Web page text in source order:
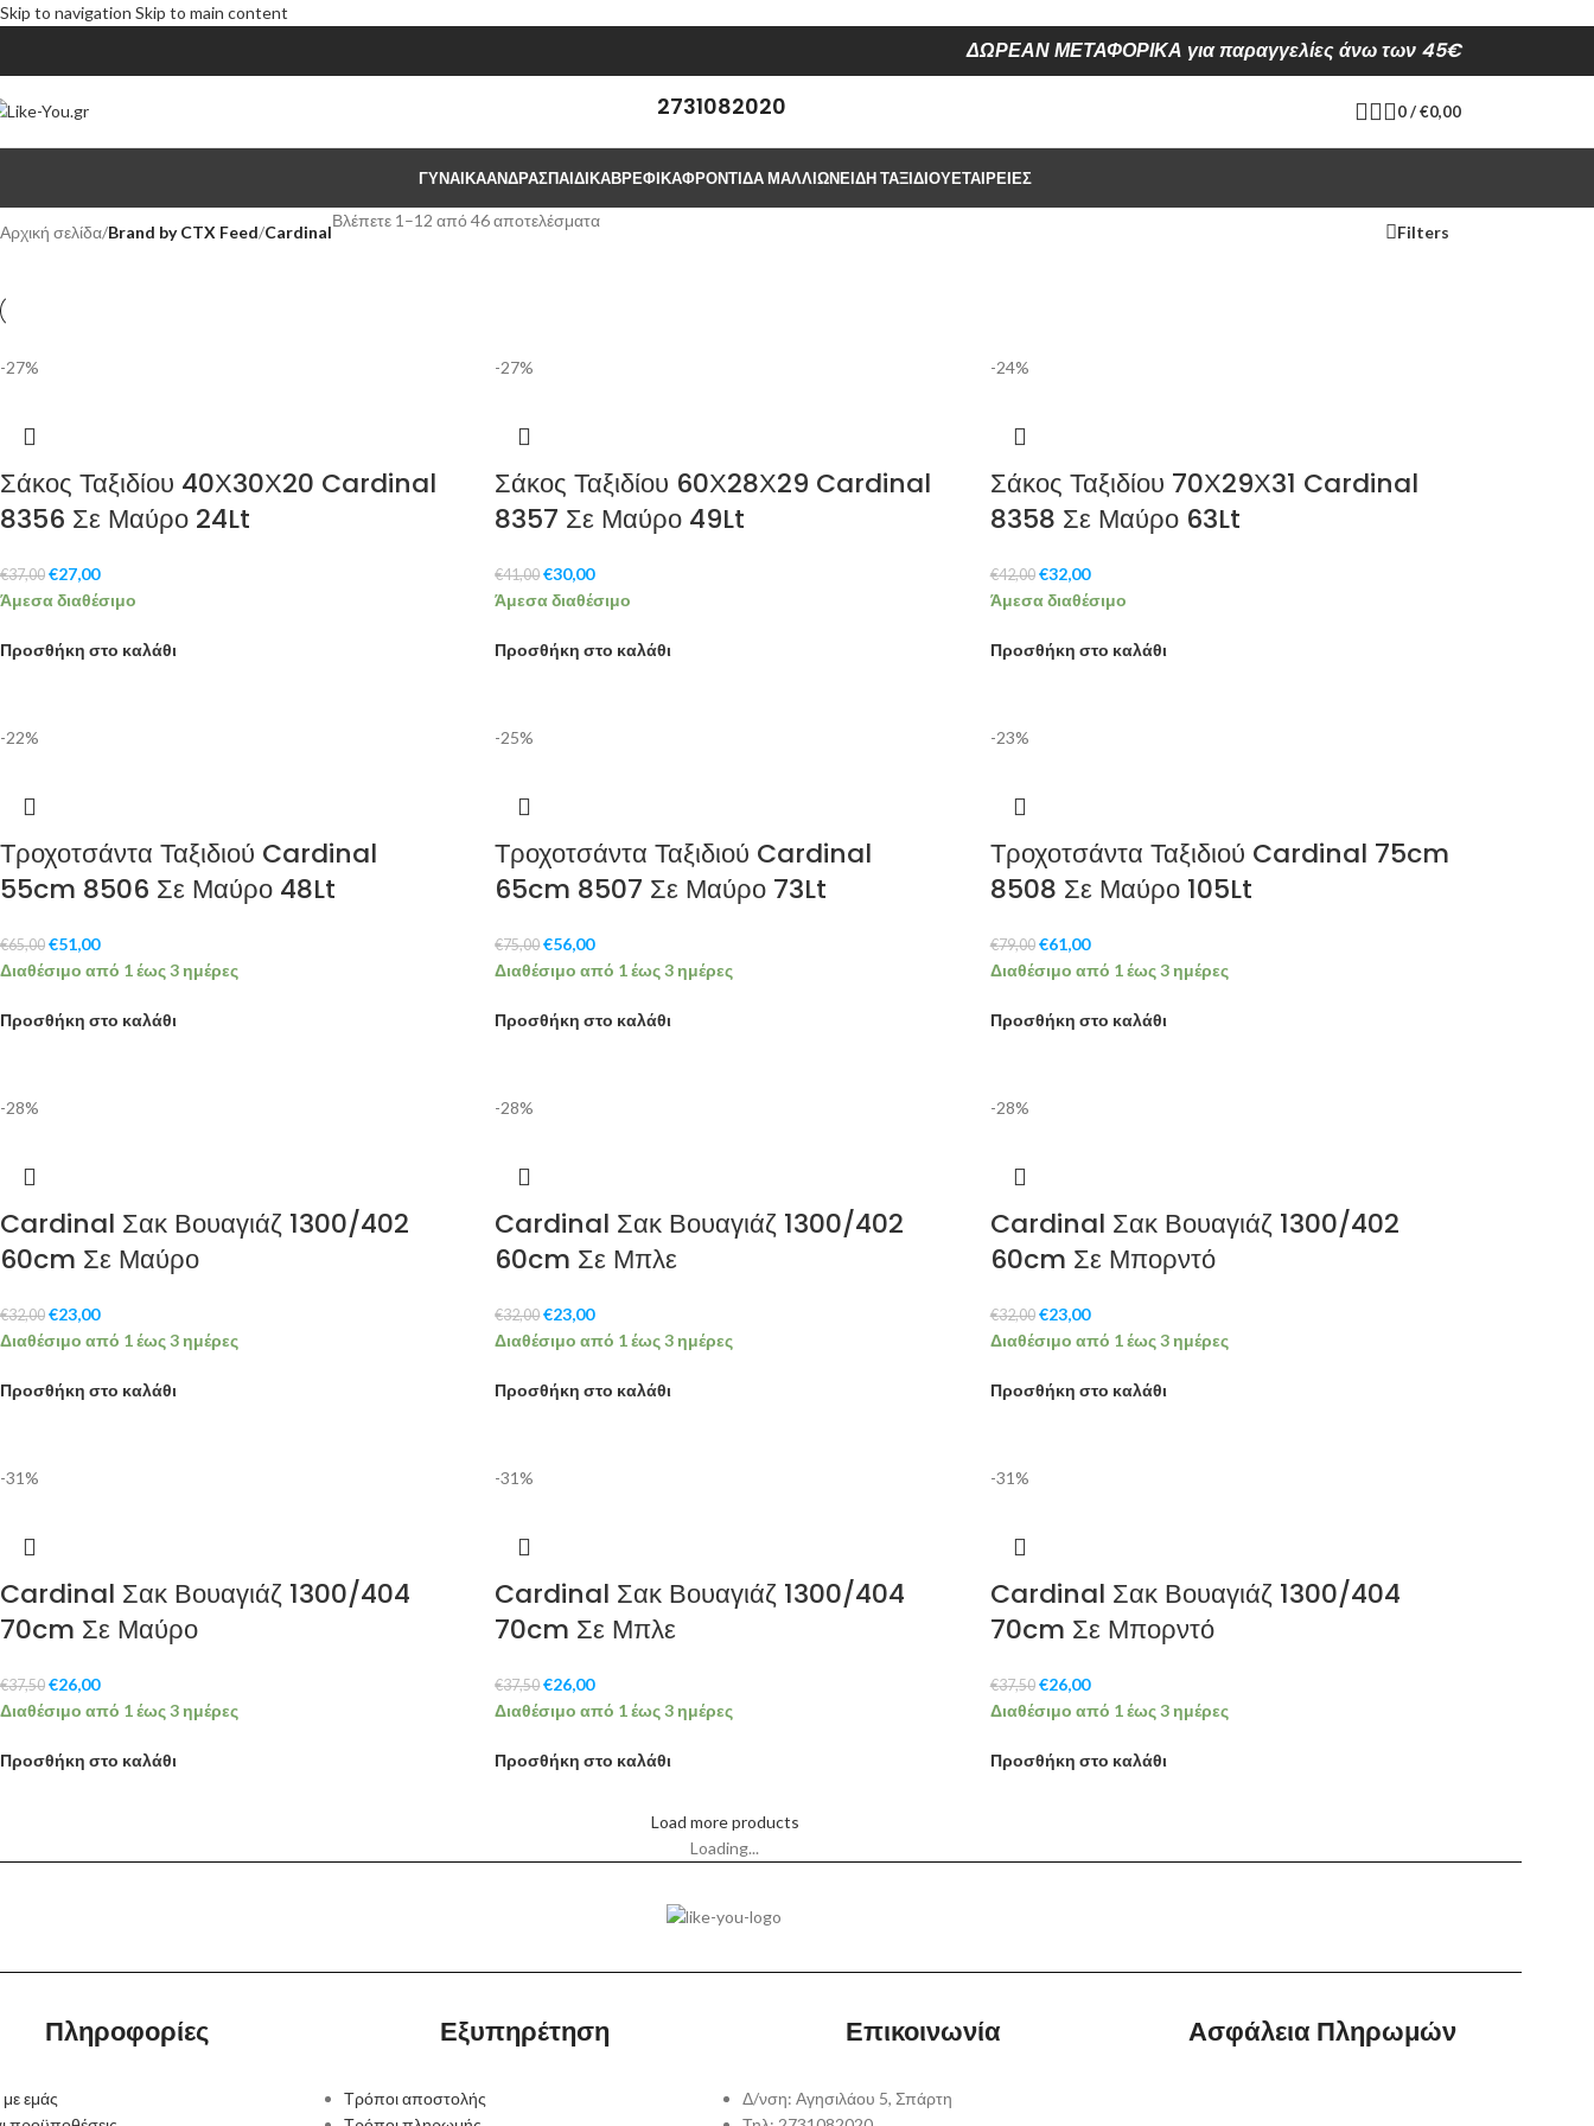
Skip to navigation Skip to main content
ΔΩΡΕΑΝ ΜΕΤΑΦΟΡΙΚΑ για παραγγελίες άνω των 45€
2731082020 0/€0,00
ΓΥΝΑΙΚΑΑΝΔΡΑΣΠΑΙΔΙΚΆΒΡΕΦΙΚΆΦΡΟΝΤΙΔΑ ΜΑΛΛΙΩΝΕΊΔΗ ΤΑΞΙΔΙΟΎΕΤΑΙΡΕΊΕΣ
Αρχική σελίδα/Brand by CTX Feed/Cardinal
Βλέπετε 1–12 από 46 αποτελέσματα
Filters
-27%
Σάκος Ταξιδίου 40Χ30Χ20 Cardinal
8356 Σε Μαύρο 24Lt
€37,00 €27,00
Άμεσα διαθέσιμο
Προσθήκη στο καλάθι
-27%
Σάκος Ταξιδίου 60Χ28Χ29 Cardinal
8357 Σε Μαύρο 49Lt
€41,00 €30,00
Άμεσα διαθέσιμο
Προσθήκη στο καλάθι
-24%
Σάκος Ταξιδίου 70Χ29Χ31 Cardinal
8358 Σε Μαύρο 63Lt
€42,00 €32,00
Άμεσα διαθέσιμο
Προσθήκη στο καλάθι
-22%
Τροχοτσάντα Ταξιδιού Cardinal
55cm 8506 Σε Μαύρο 48Lt
€65,00 €51,00
Διαθέσιμο από 1 έως 3 ημέρες
Προσθήκη στο καλάθι
-25%
Τροχοτσάντα Ταξιδιού Cardinal
65cm 8507 Σε Μαύρο 73Lt
€75,00 €56,00
Διαθέσιμο από 1 έως 3 ημέρες
Προσθήκη στο καλάθι
-23%
Τροχοτσάντα Ταξιδιού Cardinal 75cm
8508 Σε Μαύρο 105Lt
€79,00 €61,00
Διαθέσιμο από 1 έως 3 ημέρες
Προσθήκη στο καλάθι
-28%
Cardinal Σακ Βουαγιάζ 1300/402
60cm Σε Μαύρο
€32,00 €23,00
Διαθέσιμο από 1 έως 3 ημέρες
Προσθήκη στο καλάθι
-28%
Cardinal Σακ Βουαγιάζ 1300/402
60cm Σε Μπλε
€32,00 €23,00
Διαθέσιμο από 1 έως 3 ημέρες
Προσθήκη στο καλάθι
-28%
Cardinal Σακ Βουαγιάζ 1300/402
60cm Σε Μπορντό
€32,00 €23,00
Διαθέσιμο από 1 έως 3 ημέρες
Προσθήκη στο καλάθι
-31%
Cardinal Σακ Βουαγιάζ 1300/404
70cm Σε Μαύρο
€37,50 €26,00
Διαθέσιμο από 1 έως 3 ημέρες
Προσθήκη στο καλάθι
-31%
Cardinal Σακ Βουαγιάζ 1300/404
70cm Σε Μπλε
€37,50 €26,00
Διαθέσιμο από 1 έως 3 ημέρες
Προσθήκη στο καλάθι
-31%
Cardinal Σακ Βουαγιάζ 1300/404
70cm Σε Μπορντό
€37,50 €26,00
Διαθέσιμο από 1 έως 3 ημέρες
Προσθήκη στο καλάθι
Load more products
Loading...
Πληροφορίες
με εμάς
Εξυπηρέτηση
Τρόποι αποστολής
Επικοινωνία
Δ/νση: Αγησιλάου 5, Σπάρτη
Ασφάλεια Πληρωμών